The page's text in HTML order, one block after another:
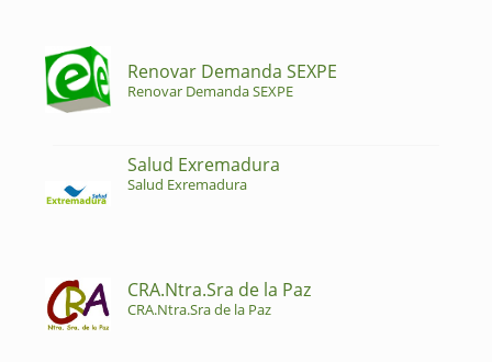
Renovar Demanda SEXPE
Renovar Demanda SEXPE
Salud Exremadura
Salud Exremadura
CRA.Ntra.Sra de la Paz
CRA.Ntra.Sra de la Paz